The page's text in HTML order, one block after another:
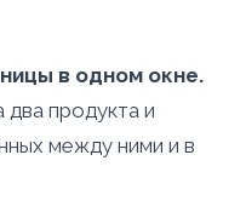
в одном окне.
продукта и
между ними и в